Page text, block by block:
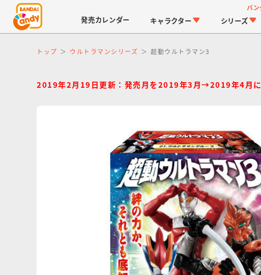
バ
発売カレンダー キャラクター
仮面ライダーシリーズ
ーパ
シリーズ
キャラパキ つり
トップ ウルトラマンシリーズ 超動ウルトラマン3
2019年2月19日更新：発売月を2019年3月→2019年4月に